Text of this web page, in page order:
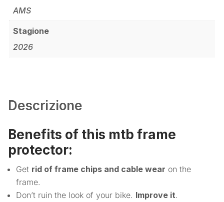
AMS
Stagione
2026
Descrizione
Benefits of this mtb frame
protector:
Get rid of frame chips and cable wear on the
frame.
Don’t ruin the look of your bike. Improve it.